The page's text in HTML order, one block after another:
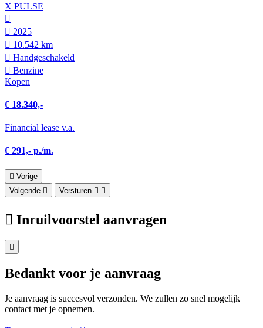
X PULSE
2025
10.542 km
Hand­geschakeld
Benzine
Kopen
€ 18.340,-
Financial lease v.a.
€ 291,- p./m.
Vorige
Volgende
Versturen
Inruilvoorstel aanvragen
Bedankt voor je aanvraag
Je aanvraag is succesvol verzonden. We zullen zo snel mogelijk
contact met je opnemen.